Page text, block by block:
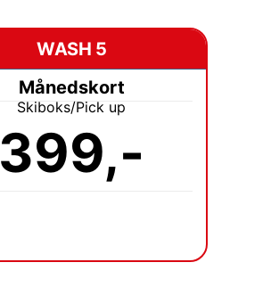
WASH 5
Månedskort
Skiboks/Pick up
399,-